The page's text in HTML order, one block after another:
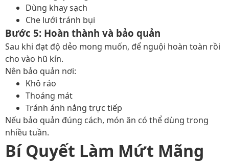
Dùng khay sạch
Che lưới tránh bụi
Bước 5: Hoàn thành và bảo quản
Sau khi đạt độ dẻo mong muốn, để nguội hoàn toàn rồi
cho vào hũ kín.
Nên bảo quản nơi:
Khô ráo
Thoáng mát
Tránh ánh nắng trực tiếp
Nếu bảo quản đúng cách, món ăn có thể dùng trong
nhiều tuần.
Bí Quyết Làm Mứt Mãng